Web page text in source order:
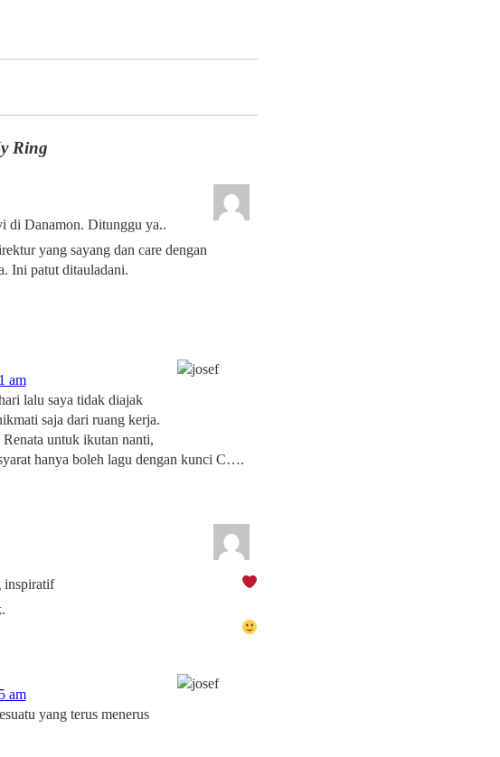
Ring
di Danamon. Ditunggu ya..
yang sayang dan care dengan
Ini patut ditauladani.
am
lalu saya tidak diajak
saja dari ruang kerja.
Renata untuk ikutan nanti,
hanya boleh lagu dengan kunci C….
inspiratif
am
yang terus menerus